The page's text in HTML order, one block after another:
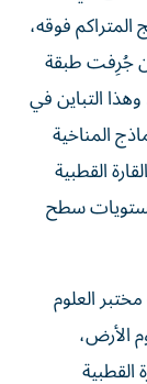
المتراكم فوقه،
جُرِفت طبقة
التباين في
المناخية
القطبية
مستويات سطح
العلوم
الأرض،
القطبية